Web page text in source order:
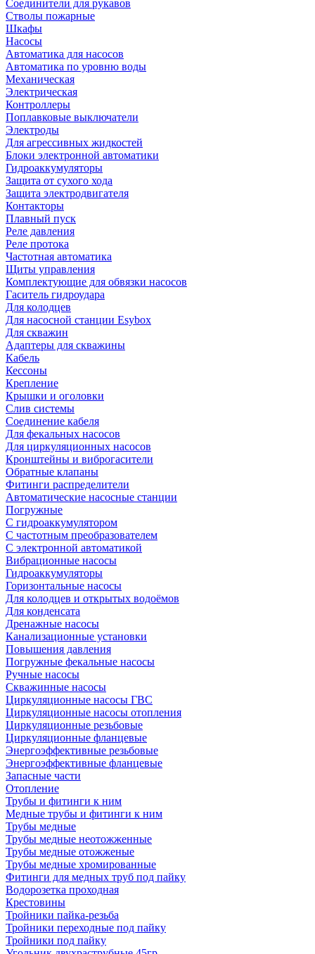
Соединители для рукавов
Стволы пожарные
Шкафы
Насосы
Автоматика для насосов
Автоматика по уровню воды
Механическая
Электрическая
Контроллеры
Поплавковые выключатели
Электроды
Для агрессивных жидкостей
Блоки электронной автоматики
Гидроаккумуляторы
Защита от сухого хода
Защита электродвигателя
Контакторы
Плавный пуск
Реле давления
Реле протока
Частотная автоматика
Щиты управления
Комплектующие для обвязки насосов
Гаситель гидроудара
Для колодцев
Для насосной станции Esybox
Для скважин
Адаптеры для скважины
Кабель
Кессоны
Крепление
Крышки и оголовки
Слив системы
Соединение кабеля
Для фекальных насосов
Для циркуляционных насосов
Кронштейны и виброгасители
Обратные клапаны
Фитинги распределители
Автоматические насосные станции
Погружные
С гидроаккумулятором
С частотным преобразователем
С электронной автоматикой
Вибрационные насосы
Гидроаккумуляторы
Горизонтальные насосы
Для колодцев и открытых водоёмов
Для конденсата
Дренажные насосы
Канализационные установки
Повышения давления
Погружные фекальные насосы
Ручные насосы
Скважинные насосы
Циркуляционные насосы ГВС
Циркуляционные насосы отопления
Циркуляционные резьбовые
Циркуляционные фланцевые
Энергоэффективные резьбовые
Энергоэффективные фланцевые
Запасные части
Отопление
Трубы и фитинги к ним
Медные трубы и фитинги к ним
Трубы медные
Трубы медные неотожженные
Трубы медные отожженые
Трубы медные хромированные
Фитинги для медных труб под пайку
Водорозетка проходная
Крестовины
Тройники пайка-резьба
Тройники переходные под пайку
Тройники под пайку